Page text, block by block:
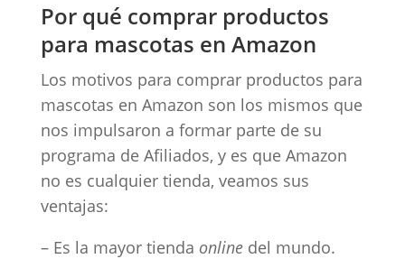
Por qué comprar productos
para mascotas en Amazon
Los motivos para comprar productos para
mascotas en Amazon son los mismos que
nos impulsaron a formar parte de su
programa de Afiliados, y es que Amazon
no es cualquier tienda, veamos sus
ventajas:
– Es la mayor tienda onlinedel mundo.